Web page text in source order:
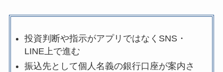
投資判断や指示がアプリではなくSNS・
LINE上で進む
振込先として個人名義の銀行口座が案内さ